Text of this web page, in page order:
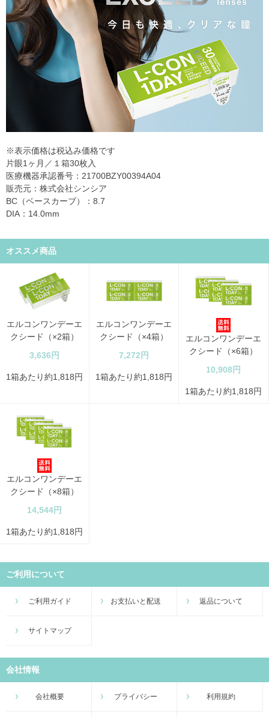
※表示価格は税込み価格です
片眼1ヶ月／１箱30枚入
医療機器承認番号：21700BZY00394A04
販売元：株式会社シンシア
BC（ベースカーブ）：8.7
DIA：14.0mm
オススメ商品
エルコンワンデーエ
クシード（×2箱）
3,636円
1箱あたり約1,818円
エルコンワンデーエ
クシード（×4箱）
7,272円
1箱あたり約1,818円
エルコンワンデーエ
クシード（×6箱）
10,908円
1箱あたり約1,818円
エルコンワンデーエ
クシード（×8箱）
14,544円
1箱あたり約1,818円
ご利用について
ご利用ガイド お支払いと配送 返品について
サイトマップ
会社情報
会社概要 プライバシー 利用規約